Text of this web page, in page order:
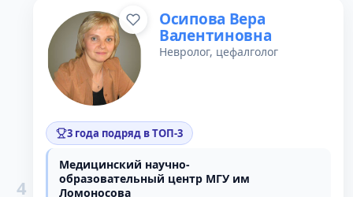
4
Осипова Вера
Валентиновна
Невролог, цефалголог
3 года подряд в ТОП-3
Медицинский научно-
образовательный центр МГУ им
Ломоносова